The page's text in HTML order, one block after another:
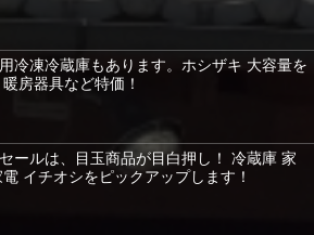
冷凍冷蔵庫もあります。ホシザキ 大容量を
房器具など特価！
ールは、目玉商品が目白押し！ 冷蔵庫 家
イチオシをピックアップします！